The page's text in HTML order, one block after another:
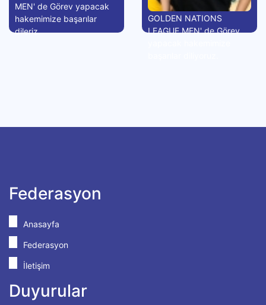
MEN' de Görev yapacak
hakemimize başarılar
dileriz.
GOLDEN NATIONS
LEAGUE MEN' de Görev
Federasyon
Anasayfa
Federasyon
İletişim
Duyurular